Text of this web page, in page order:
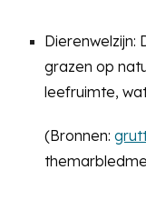
Dierenwelzijn:
grazen op
leefruimte,
(Bronnen: